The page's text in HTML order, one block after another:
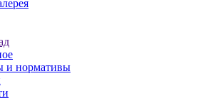
и нормативы